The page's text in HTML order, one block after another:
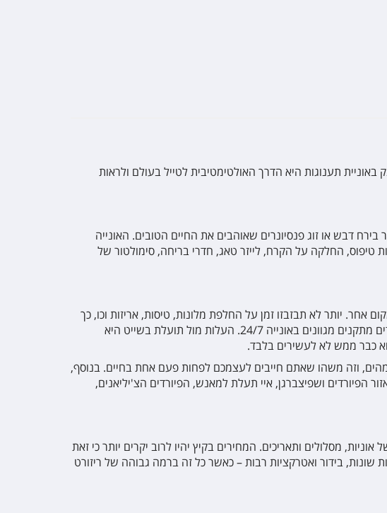
תענוגות היא הדרך האולטימטיבית לטייל בעולם ולראות
דבש או זוג פנסיונרים שאוהבים את החיים הטובים. האונייה
טיפוס, החלקה על הקרח, לייזר טאג, חדרי בריחה, סימולטור של
אחר. יותר לא תבזבזו זמן על החלפת מלונות, טיסות, אריזות וכו, כך
שמדובר בחופשה הממקסמת את ימי החופש שלכם ומראה לכם המון יעדים בפרק זמן קצר יחסית. לרשותכם עומדים מתקנים מגוונים באונייה 24/7. העלות מול תועלת בשייט היא
כבר ממש לא לעשירים בלבד.
מהים, וזה משהו שאתם חייבים לעצמכם לפחות פעם אחת בחיים. בנוסף,
הפיורדים ושפיצברגן, איי תעלת למאנש, הפיורדים הצ'יליאנים,
מסלולים ותאריכים. המחירים בקיץ יהיו לרוב יקרים יותר כי זאת
שונות, בידור ואטרקציות רבות – כאשר כל זה ברמה גבוהה של ריזורט